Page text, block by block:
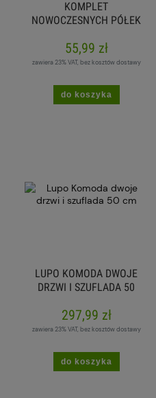
KOMPLET
NOWOCZESNYCH PÓŁEK
55,99 zł
zawiera 23% VAT, bez kosztów dostawy
do koszyka
LUPO KOMODA DWOJE
DRZWI I SZUFLADA 50
297,99 zł
zawiera 23% VAT, bez kosztów dostawy
do koszyka